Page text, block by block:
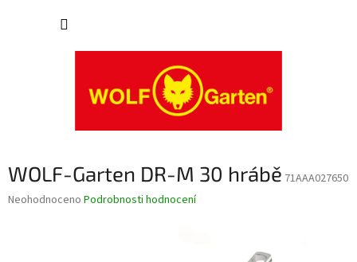
WOLF-Garten DR-M 30 hrábě 71AAA027650
Průměrné
Neohodnoceno Podrobnosti hodnocení